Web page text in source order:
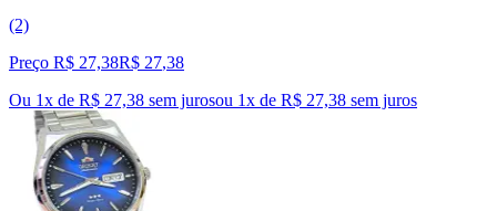
(2)
Preço R$ 27,38R$ 27,38
Ou 1x de R$ 27,38 sem jurosou 1x de R$ 27,38 sem juros